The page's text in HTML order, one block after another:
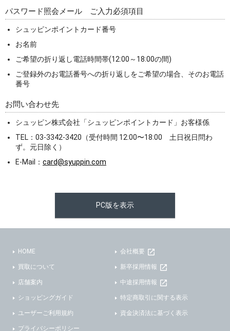
パスワード照会メール ご入力必須項目
シュッピンポイントカード番号
お名前
ご希望の折り返し電話時間帯(12:00～18:00の間)
ご登録外のお電話番号への折り返しをご希望の場合、そのお電話
番号
お問い合わせ先
シュッピン株式会社「シュッピンポイントカード」お客様係
TEL：03-3342-3420（受付時間 12:00〜18:00 土日祝日問わ
ず。元日除く）
E-Mail： card@syuppin.com
PC版を表示
HOME
買取について
店舗案内
ショッピングガイド
ユーザーご利用規約
プライバシーポリシー
会社概要
新卒採用情報
中途採用情報
特定商取引に関する表示
資金決済法に基づく表示